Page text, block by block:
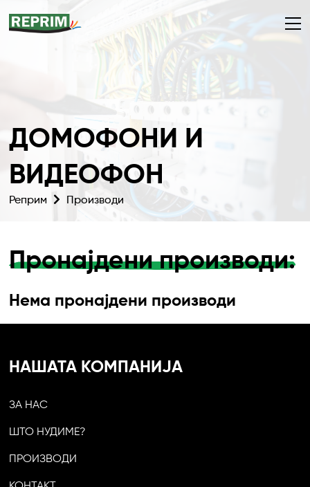
ДОМОФОНИ И
ВИДЕОФОН
Реприм Производи
Пронајдени производи:
Нема пронајдени производи
НАШАТА КОМПАНИЈА
ЗА НАС
ШТО НУДИМЕ?
ПРОИЗВОДИ